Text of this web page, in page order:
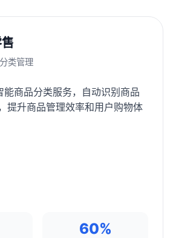
类管理
能商品分类服务，自动识别商品
提升商品管理效率和用户购物体
60%